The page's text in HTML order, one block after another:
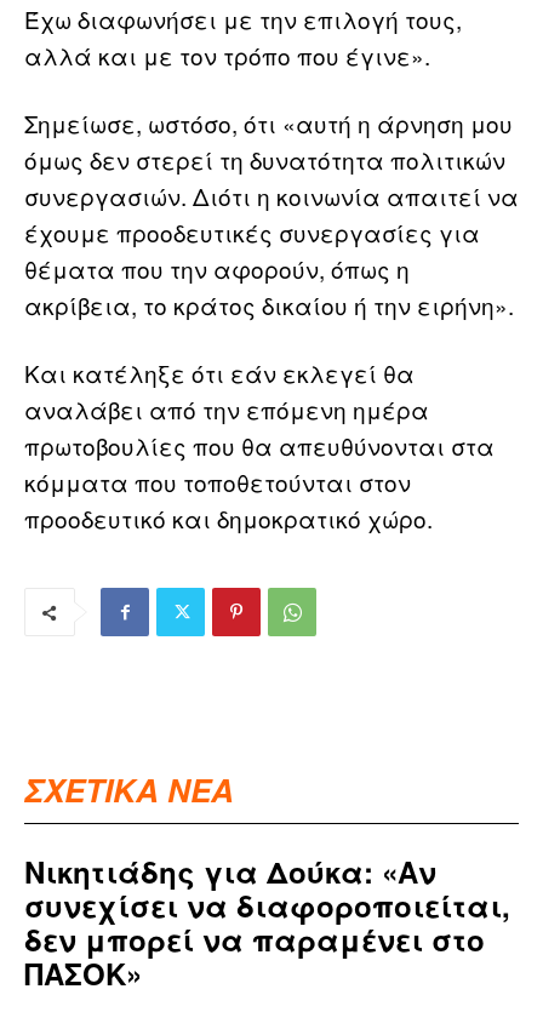
ΣΧΕΤΙΚΑ ΝΕΑ
Νικητιάδης για Δούκα: «Αν
συνεχίσει να διαφοροποιείται,
δεν μπορεί να παραμένει στο
ΠΑΣΟΚ»
Έχω διαφωνήσει με την επιλογή τους,
αλλά και με τον τρόπο που έγινε».
Σημείωσε, ωστόσο, ότι «αυτή η άρνηση μου
όμως δεν στερεί τη δυνατότητα πολιτικών
συνεργασιών. Διότι η κοινωνία απαιτεί να
έχουμε προοδευτικές συνεργασίες για
θέματα που την αφορούν, όπως η
ακρίβεια, το κράτος δικαίου ή την ειρήνη».
Και κατέληξε ότι εάν εκλεγεί θα
αναλάβει από την επόμενη ημέρα
πρωτοβουλίες που θα απευθύνονται στα
κόμματα που τοποθετούνται στον
προοδευτικό και δημοκρατικό χώρο.